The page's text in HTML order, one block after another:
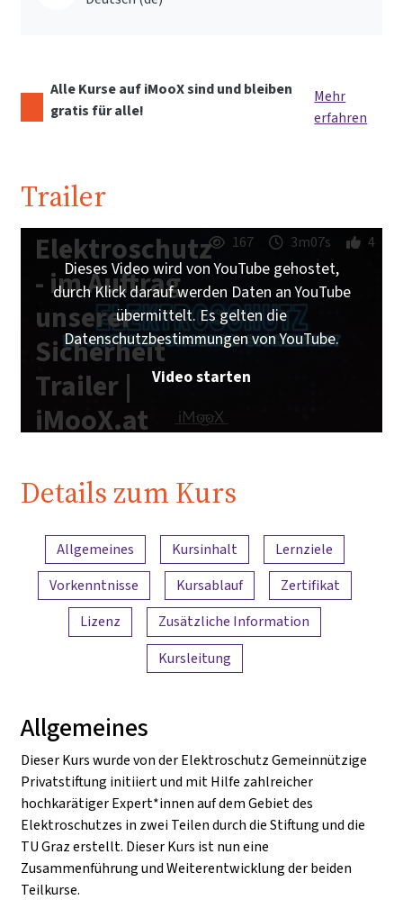
Alle Kurse auf iMooX sind und bleiben
gratis für alle!
Mehr
erfahren
Trailer
Elektroschutz
- im Auftrag
unserer
Sicherheit
Trailer |
iMooX.at
167 3m07s 4
Dieses Video wird von YouTube gehostet,
durch Klick darauf werden Daten an YouTube
übermittelt. Es gelten die
Datenschutzbestimmungen von YouTube.
Video starten
Details zum Kurs
Inhaltsübersicht
Allgemeines Kursinhalt
Lernziele
Vorkenntnisse
Kursablauf
Zertifikat
Lizenz
Zusätzliche Information
Kursleitung
Allgemeines
Dieser Kurs wurde von der Elektroschutz Gemeinnützige
Privatstiftung initiiert und mit Hilfe zahlreicher
hochkarätiger Expert*innen auf dem Gebiet des
Elektroschutzes in zwei Teilen durch die Stiftung und die
TU Graz erstellt. Dieser Kurs ist nun eine
Zusammenführung und Weiterentwicklung der beiden
Teilkurse.